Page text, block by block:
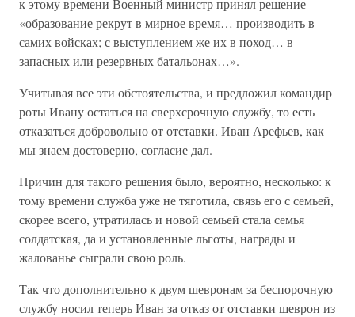
к этому времени Военный министр принял решение
«образование рекрут в мирное время… производить в
самих войсках; с выступлением же их в поход… в
запасных или резервных батальонах…».
Учитывая все эти обстоятельства, и предложил командир
роты Ивану остаться на сверхсрочную службу, то есть
отказаться добровольно от отставки. Иван Арефьев, как
мы знаем достоверно, согласие дал.
Причин для такого решения было, вероятно, несколько: к
тому времени служба уже не тяготила, связь его с семьей,
скорее всего, утратилась и новой семьей стала семья
солдатская, да и установленные льготы, награды и
жалованье сыграли свою роль.
Так что дополнительно к двум шевронам за беспорочную
службу носил теперь Иван за отказ от отставки шеврон из